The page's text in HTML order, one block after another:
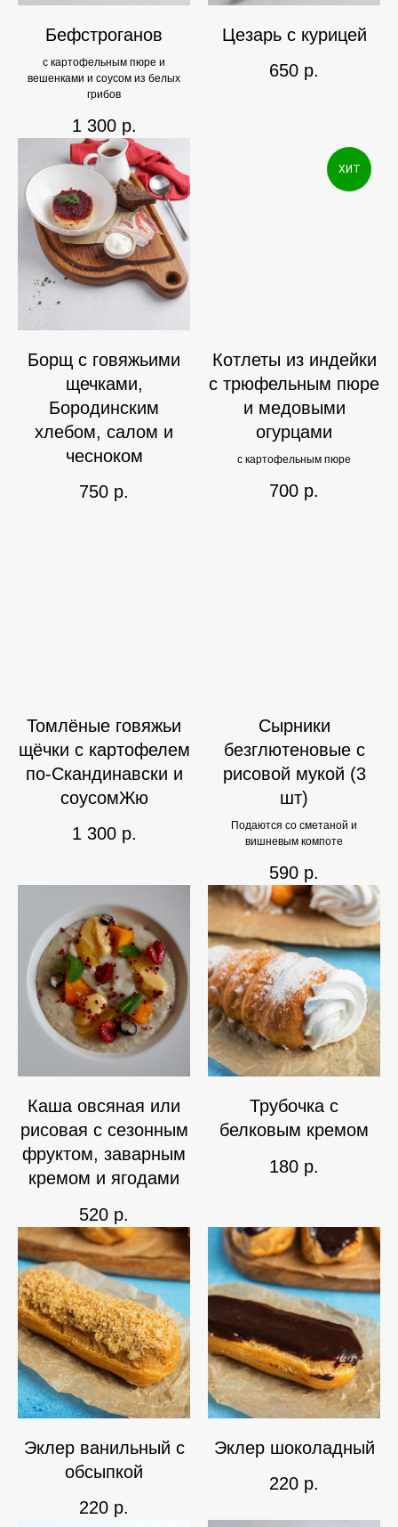
Бефстроганов
с картофельным пюре и
вешенками и соусом из белых
грибов
1 300 р.
Цезарь с курицей
650 р.
Борщ с говяжьими
щечками,
Бородинским
хлебом, салом и
чесноком
750 р.
ХИТ
Котлеты из индейки
с трюфельным пюре
и медовыми
огурцами
с картофельным пюре
700 р.
Томлёные говяжьи
щёчки с картофелем
по-Скандинавски и
соусомЖю
1 300 р.
Сырники
безглютеновые с
рисовой мукой (3
шт)
Подаются со сметаной и
вишневым компоте
590 р.
Каша овсяная или
рисовая с сезонным
фруктом, заварным
кремом и ягодами
520 р.
Трубочка с
белковым кремом
180 р.
Эклер ванильный с
обсыпкой
220 р.
Эклер шоколадный
220 р.